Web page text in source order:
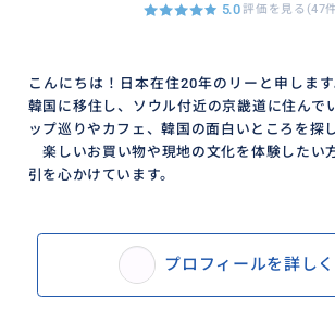
5.0評価を見る(47
こんにちは！日本在住20年のリーと申しま
韓国に移住し、ソウル付近の京畿道に住んで
ップ巡りやカフェ、韓国の面白いところを探
楽しいお買い物や現地の文化を体験したい
引を心かけています。
プロフィールを詳し